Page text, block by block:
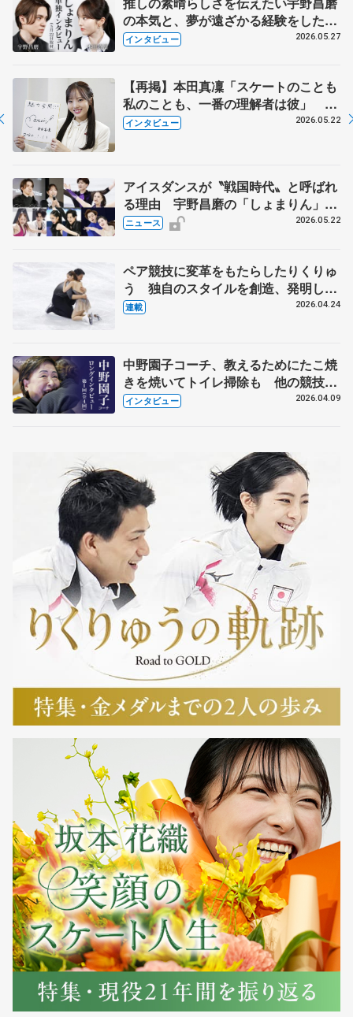
の本気と、夢が遠ざかる経験をした本
田真凜の覚悟
インタビュー 2026.05.27
【再掲】本田真凜「スケートのことも
私のことも、一番の理解者は彼」 引
退時の単独インタビューで語った競技
インタビュー 2026.05.22
アイスダンスが〝戦国時代〟と呼ばれ
る理由 宇野昌磨の「しょまりん」ら
実力者が相次いで参戦 国内の競争激
ニュース 2026.05.22
ペア競技に変革をもたらしたりくりゅ
う 独自のスタイルを創造、発明した
【引退発表後②】
連載 2026.04.24
中野園子コーチ、教えるためにたこ焼
きを焼いてトイレ掃除も 他の競技に
も通用するという坂本花織の筋肉
インタビュー 2026.04.09